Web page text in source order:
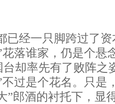
已经一只脚跨过了
落谁家，仍是个悬
却率先有了败阵之
不过是个花名。只是
”郎酒的衬托下，显